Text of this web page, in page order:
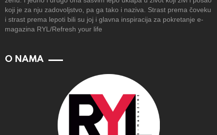
koji je za nju zadovoljstvo, pa ga tako i naziva. Strast prema čoveku
i strast prema lepoti bili su joj i glavna inspiracija za pokretanje e-
magazina RYL/Refresh your life
O NAMA